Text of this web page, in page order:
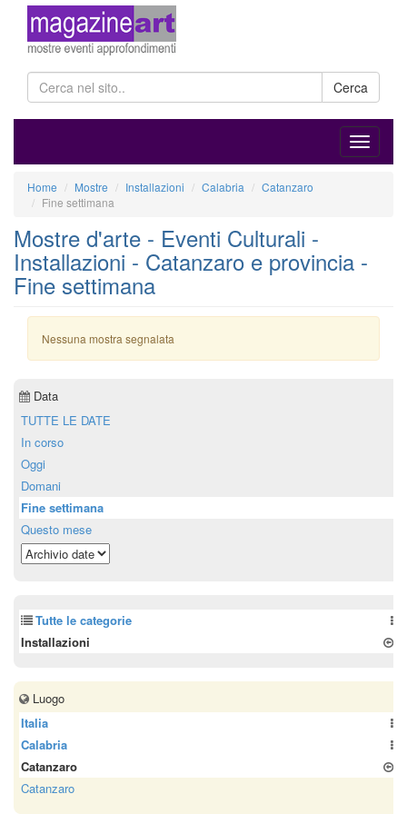
Cerca
Home Mostre Installazioni Calabria
Catanzaro
Fine settimana
Mostre d'arte - Eventi Culturali -
Installazioni - Catanzaro e provincia -
Fine settimana
Nessuna mostra segnalata
Data
TUTTE LE DATE
In corso
Oggi
Domani
Fine settimana
Questo mese
Tutte le categorie
Installazioni
Luogo
Italia
Calabria
Catanzaro
Catanzaro